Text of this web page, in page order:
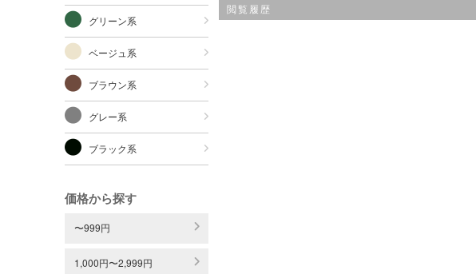
グリーン系
ベージュ系
ブラウン系
グレー系
ブラック系
価格から探す
〜999円
1,000円〜2,999円
閲覧履歴